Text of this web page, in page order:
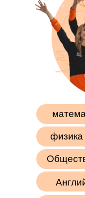
физика